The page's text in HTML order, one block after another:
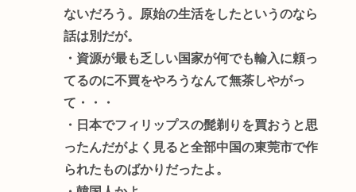
ないだろう。原始の生活をしたというのなら
話は別だが。
・資源が最も乏しい国家が何でも輸入に頼っ
てるのに不買をやろうなんて無茶しやがっ
て・・・
・日本でフィリップスの髭剃りを買おうと思
ったんだがよく見ると全部中国の東莞市で作
られたものばかりだったよ。